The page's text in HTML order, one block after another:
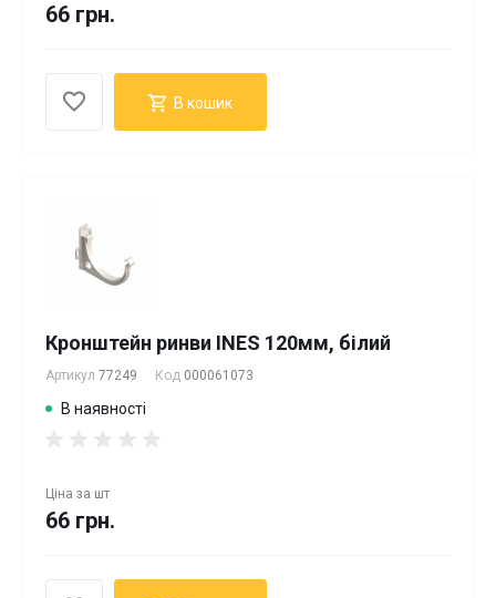
66 грн.
В кошик
Кронштейн ринви INES 120мм, білий
Артикул 77249 Код 000061073
В наявності
Ціна за шт
66 грн.